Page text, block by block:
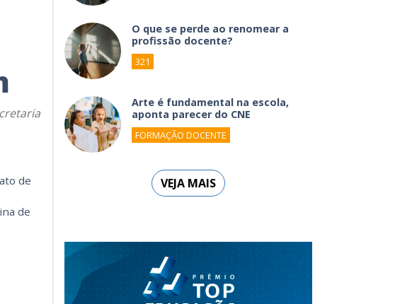
de
de
O que se perde ao renomear a
profissão docente?
321
Arte é fundamental na escola,
aponta parecer do CNE
FORMAÇÃO DOCENTE
VEJA MAIS